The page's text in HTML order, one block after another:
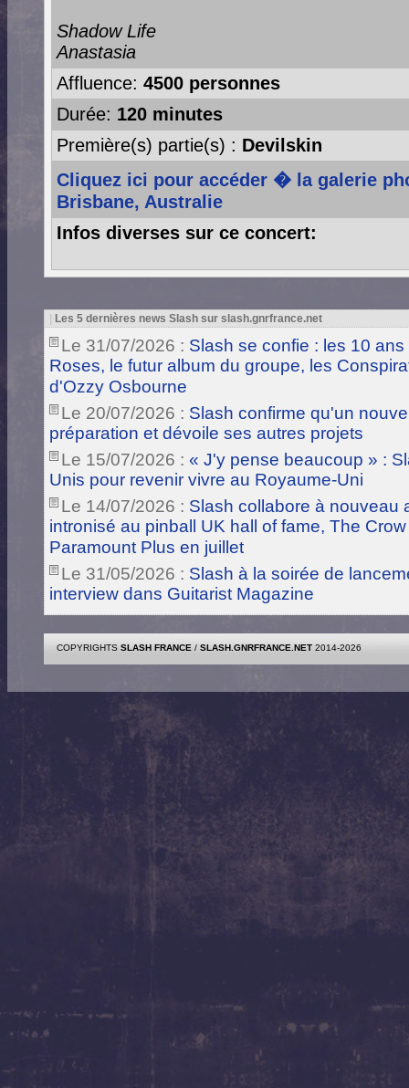
Shadow Life
Anastasia
Affluence: 4500 personnes
Durée: 120 minutes
Première(s) partie(s) : Devilskin
Cliquez ici pour accéder � la galerie
Brisbane, Australie
Infos diverses sur ce concert:
Les 5 dernières news Slash sur slash.gnrfrance.net
Le 31/07/2026 : Slash se confie : les 10
Roses, le futur album du groupe, les
d'Ozzy Osbourne
Le 20/07/2026 : Slash confirme qu'un
préparation et dévoile ses autres projets
Le 15/07/2026 : « J'y pense beaucoup » :
Unis pour revenir vivre au Royaume-Uni
Le 14/07/2026 : Slash collabore à nouveau
intronisé au pinball UK hall of fame, The
Paramount Plus en juillet
Le 31/05/2026 : Slash à la soirée de
interview dans Guitarist Magazine
COPYRIGHTS SLASH FRANCE / SLASH.GNRFRANCE.NET 2014-2026